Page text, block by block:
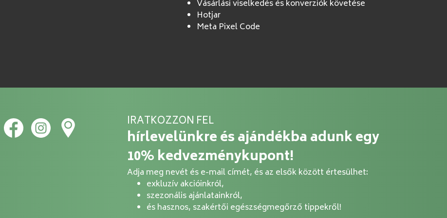
Vásárlási viselkedés és konverziók követése
Hotjar
Meta Pixel Code
IRATKOZZON FEL
hírlevelünkre és ajándékba adunk egy
10% kedvezménykupont!
Adja meg nevét és e-mail címét, és az elsők között értesülhet:
exkluzív akcióinkról,
szezonális ajánlatainkról,
és hasznos, szakértői egészségmegőrző tippekről!